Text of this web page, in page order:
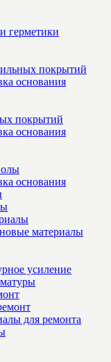
герметики
покрытий
основания
покрытий
основания
основания
материалы
усиление
для ремонта